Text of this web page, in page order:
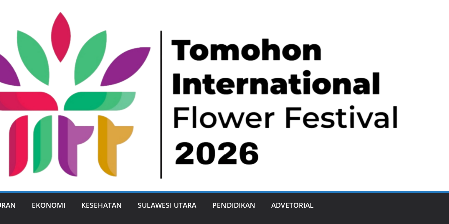
EKONOMI KESEHATAN SULAWESI UTARA PENDIDIKAN ADVETORIAL